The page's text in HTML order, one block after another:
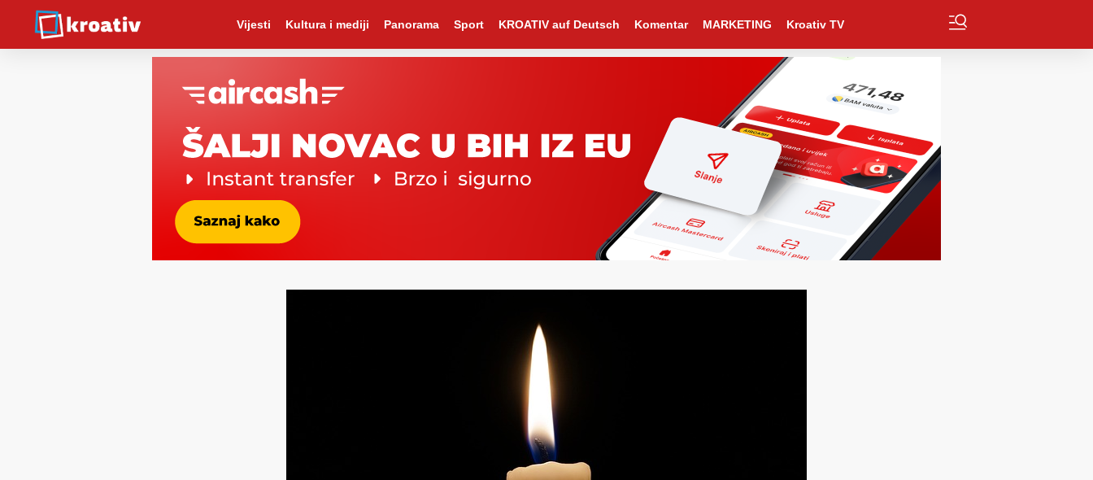
Vijesti Kultura i mediji Panorama Sport KROATIV auf Deutsch Komentar MARKETING Kroativ TV